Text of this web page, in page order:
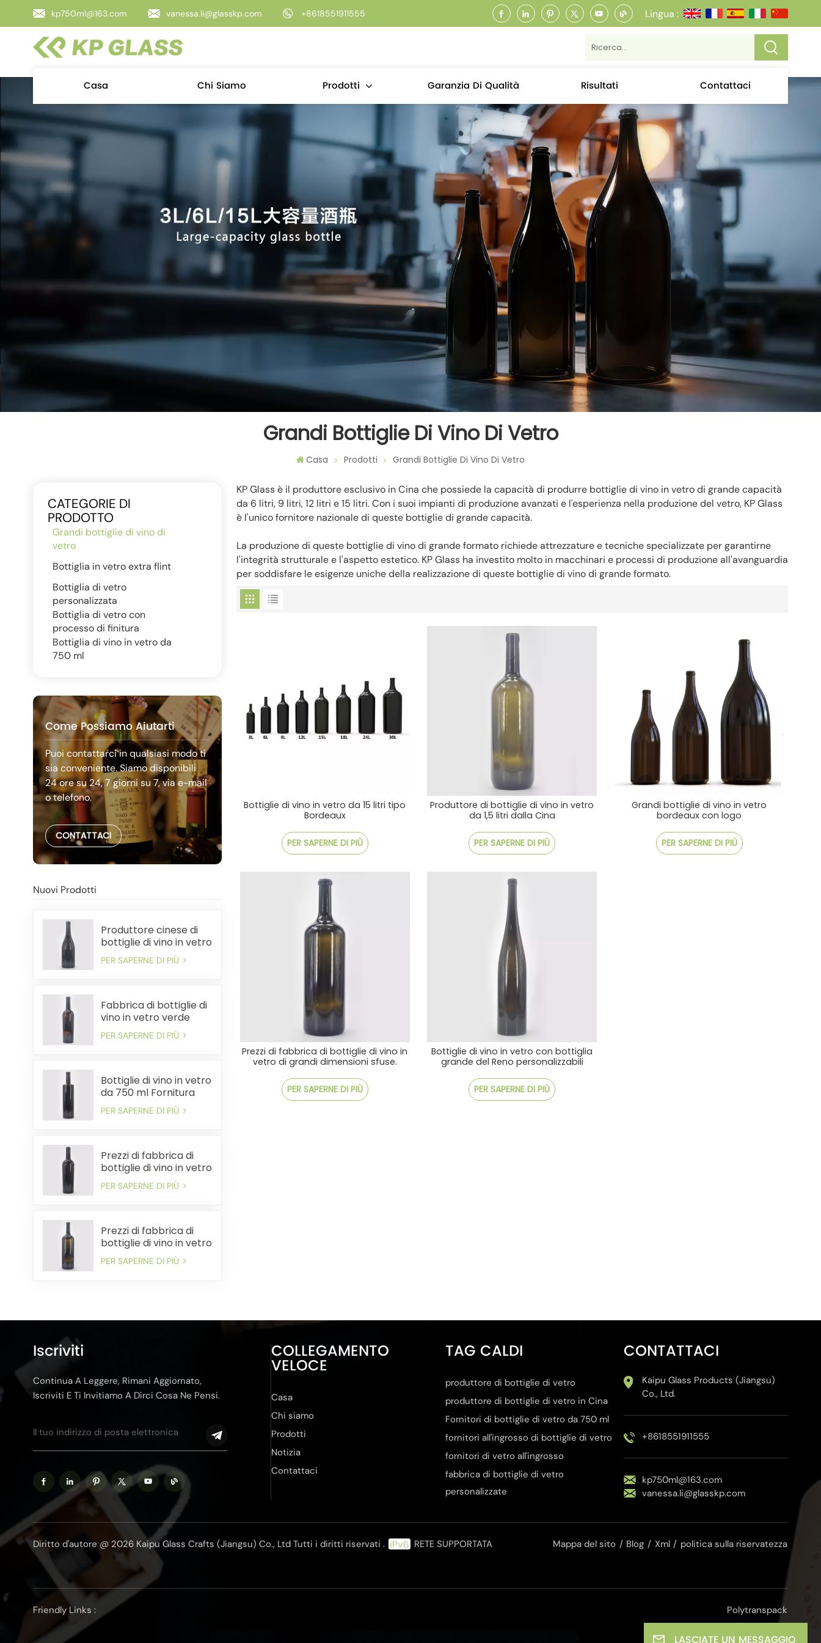
kp750ml@163.com vanessa.li@glasskp.com +8618551911555 Lingua :
Casa Chi Siamo Prodotti Garanzia Di Qualità Risultati Contattaci
Grandi Bottiglie Di Vino Di Vetro
Casa Prodotti Grandi Bottiglie Di Vino Di Vetro
CATEGORIE DI
PRODOTTO
Grandi bottiglie di vino di
vetro
Bottiglia in vetro extra flint
Bottiglia di vetro
personalizzata
Bottiglia di vetro con
processo di finitura
Bottiglia di vino in vetro da
750 ml
Come Possiamo Aiutarti
Puoi contattarci in qualsiasi modo ti
sia conveniente. Siamo disponibili
24 ore su 24, 7 giorni su 7, via e-mail
o telefono.
CONTATTACI
Nuovi Prodotti
Produttore cinese di
bottiglie di vino in vetro
pesante da 750 ml
PER SAPERNE DI PIÙ
Fabbrica di bottiglie di
vino in vetro verde
antico premium da
750 ml
PER SAPERNE DI PIÙ
Bottiglie di vino in vetro
da 750 ml Fornitura
all'ingrosso Spedizione
veloce conveniente
PER SAPERNE DI PIÙ
Prezzi di fabbrica di
bottiglie di vino in vetro
da 750 ml all'ingrosso
Spedizione rapida
PER SAPERNE DI PIÙ
Prezzi di fabbrica di
bottiglie di vino in vetro
di grandi dimensioni
sfuse. Consegna
PER SAPERNE DI PIÙ
KP Glass è il produttore esclusivo in Cina che possiede la capacità di produrre bottiglie di vino in vetro di grande capacità
da 6 litri, 9 litri, 12 litri e 15 litri. Con i suoi impianti di produzione avanzati e l'esperienza nella produzione del vetro, KP Glass
è l'unico fornitore nazionale di queste bottiglie di grande capacità.
La produzione di queste bottiglie di vino di grande formato richiede attrezzature e tecniche specializzate per garantirne
l'integrità strutturale e l'aspetto estetico. KP Glass ha investito molto in macchinari e processi di produzione all'avanguardia
per soddisfare le esigenze uniche della realizzazione di queste bottiglie di vino di grande formato.
Bottiglie di vino in vetro da 15 litri tipo
Bordeaux
PER SAPERNE DI PIÙ
Produttore di bottiglie di vino in vetro
da 1,5 litri dalla Cina
PER SAPERNE DI PIÙ
Grandi bottiglie di vino in vetro
bordeaux con logo
PER SAPERNE DI PIÙ
Prezzi di fabbrica di bottiglie di vino in
vetro di grandi dimensioni sfuse.
PER SAPERNE DI PIÙ
Bottiglie di vino in vetro con bottiglia
grande del Reno personalizzabili
PER SAPERNE DI PIÙ
Iscriviti
Continua A Leggere, Rimani Aggiornato,
Iscriviti E Ti Invitiamo A Dirci Cosa Ne Pensi.
COLLEGAMENTO
VELOCE
Casa
Chi siamo
Prodotti
Notizia
Contattaci
TAG CALDI
produttore di bottiglie di vetro
produttore di bottiglie di vetro in Cina
Fornitori di bottiglie di vetro da 750 ml
fornitori all'ingrosso di bottiglie di vetro
fornitori di vetro all'ingrosso
fabbrica di bottiglie di vetro
personalizzate
CONTATTACI
Kaipu Glass Products (Jiangsu)
Co., Ltd.
+8618551911555
kp750ml@163.com
vanessa.li@glasskp.com
Diritto d'autore @ 2026 Kaipu Glass Crafts (Jiangsu) Co., Ltd Tutti i diritti riservati . RETE SUPPORTATA Mappa del sito / Blog / Xml / politica sulla riservatezza
Friendly Links : Polytranspack